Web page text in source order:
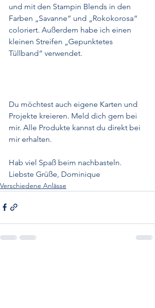
und mit den Stampin Blends in den
Farben „Savanne“ und „Rokokorosa“
coloriert. Außerdem habe ich einen
kleinen Streifen „Gepunktetes
Tüllband“ verwendet.
Du möchtest auch eigene Karten und
Projekte kreieren. Meld dich gern bei
mir. Alle Produkte kannst du direkt bei
mir erhalten.
Hab viel Spaß beim nachbasteln.
Liebste Grüße, Dominique
Verschiedene Anlässe